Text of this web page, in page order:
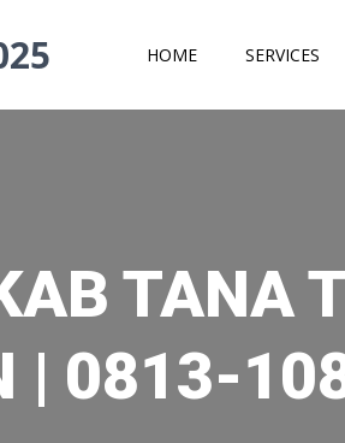
HOME SERVICES
TANA
| 0813-